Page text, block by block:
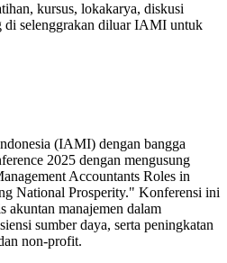
kursus, lokakarya, diskusi
di selenggrakan diluar IAMI untuk
(IAMI) dengan bangga
2025 dengan mengusung
Accountants Roles in
National Prosperity." Konferensi ini
akuntan manajemen dalam
sumber daya, serta peningkatan
non-profit.